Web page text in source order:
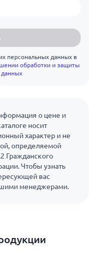
персональных данных в
обработки и защиты
данных
о цене и
носит
характер и не
определяемой
Гражданского
Чтобы узнать
вас
менеджерами.